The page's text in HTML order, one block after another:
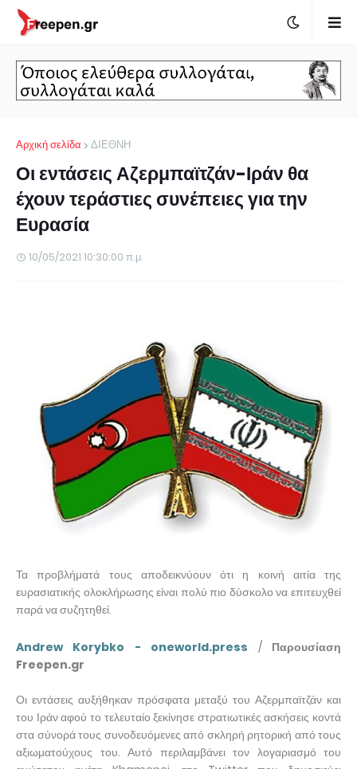
Αρχική σελίδα ΔΙΕΘΝΗ
Οι εντάσεις Αζερμπαϊτζάν-Ιράν θα
έχουν τεράστιες συνέπειες για την
Ευρασία
10/05/2021 10:30:00 π.μ.
Τα προβλήματά τους αποδεικνύουν ότι η κοινή αιτία της
ευρασιατικής ολοκλήρωσης είναι πολύ πιο δύσκολο να επιτευχθεί
παρά να συζητηθεί.
Andrew Korybko - oneworld.press / Παρουσίαση
Freepen.gr
Οι εντάσεις αυξήθηκαν πρόσφατα μεταξύ του Αζερμπαϊτζάν και
του Ιράν αφού το τελευταίο ξεκίνησε στρατιωτικές ασκήσεις κοντά
στα σύνορά τους συνοδευόμενες από σκληρή ρητορική από τους
αξιωματούχους του. Αυτό περιλαμβάνει τον λογαριασμό του